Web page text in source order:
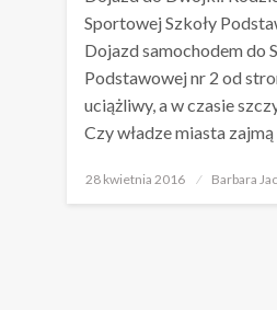
Sportowej Szkoły
Dojazd samochodem do
Podstawowej nr 2 od
uciążliwy, a w czasie
Czy władze miasta
Opublikowane
28 kwietnia 2016 Barbara